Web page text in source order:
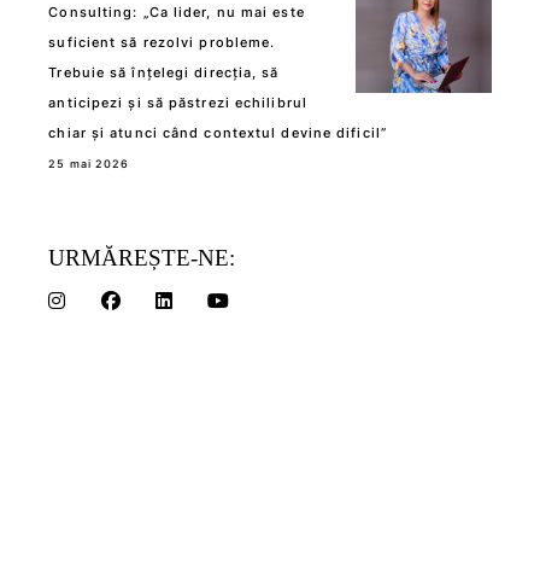
Consulting: „Ca lider, nu mai este
suficient să rezolvi probleme.
Trebuie să înțelegi direcția, să
anticipezi și să păstrezi echilibrul
chiar și atunci când contextul devine dificil”
25 mai 2026
URMĂREȘTE-NE: